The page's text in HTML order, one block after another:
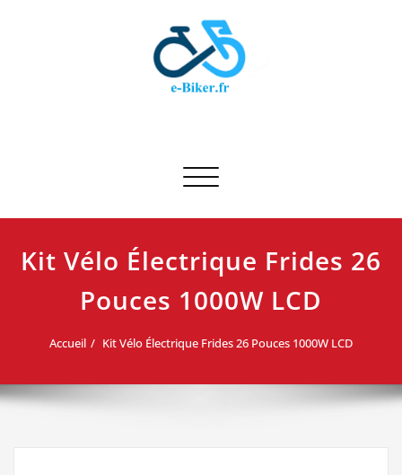
Afficher/masquer la navigation
Kit Vélo Électrique Frides 26
Pouces 1000W LCD
Accueil Kit Vélo Électrique Frides 26 Pouces 1000W LCD